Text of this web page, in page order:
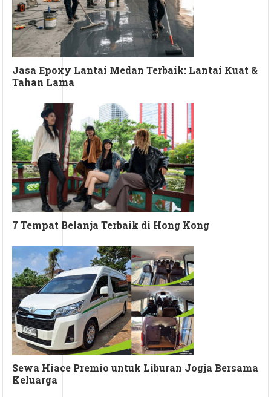
Jasa Epoxy Lantai Medan Terbaik: Lantai Kuat &
Tahan Lama
7 Tempat Belanja Terbaik di Hong Kong
Sewa Hiace Premio untuk Liburan Jogja Bersama
Keluarga